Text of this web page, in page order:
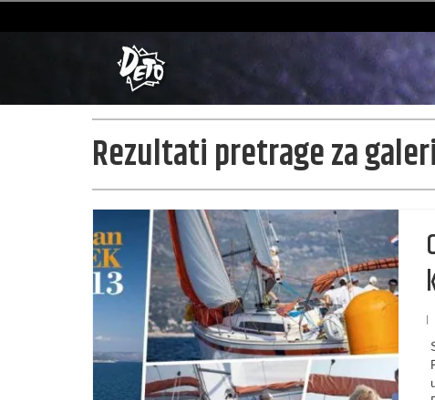
Rezultati pretrage za
|